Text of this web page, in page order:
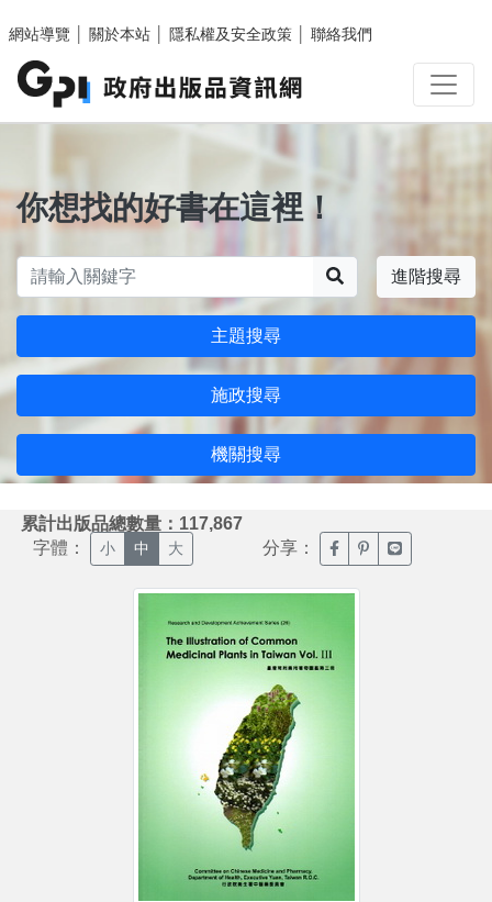
網站導覽
關於本站 隱私權及安全政策 聯絡我們
你想找的好書在這裡！
進階搜尋
主題搜尋
施政搜尋
機關搜尋
累計出版品總數量：117,867
字體： 小 中 大 分享： 臉書分享(另開新視窗)
噗浪分享(另開新
Line分享(另